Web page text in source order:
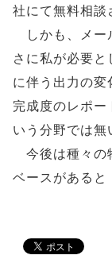
社にて無料相談
しかも、メー
さに私が必要
に伴う出力の変
完成度のレポー
いう分野では無
今後は種々の
ベースがあると